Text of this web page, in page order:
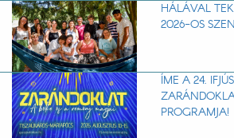
HÁLÁVAL
2026-OS
ÍME A 24.
PROGRAMJA!